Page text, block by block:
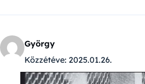
György
Közzétéve: 2025.01.26.